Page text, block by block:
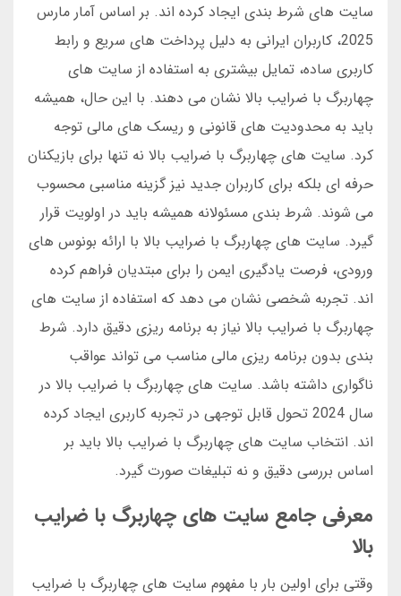
سایت های شرط بندی ایجاد کرده اند. بر اساس آمار مارس
2025، کاربران ایرانی به دلیل پرداخت های سریع و رابط
کاربری ساده، تمایل بیشتری به استفاده از سایت های
چهاربرگ با ضرایب بالا نشان می دهند. با این حال، همیشه
باید به محدودیت های قانونی و ریسک های مالی توجه
کرد. سایت های چهاربرگ با ضرایب بالا نه تنها برای بازیکنان
حرفه ای بلکه برای کاربران جدید نیز گزینه مناسبی محسوب
می شوند. شرط بندی مسئولانه همیشه باید در اولویت قرار
گیرد. سایت های چهاربرگ با ضرایب بالا با ارائه بونوس های
ورودی، فرصت یادگیری ایمن را برای مبتدیان فراهم کرده
اند. تجربه شخصی نشان می دهد که استفاده از سایت های
چهاربرگ با ضرایب بالا نیاز به برنامه ریزی دقیق دارد. شرط
بندی بدون برنامه ریزی مالی مناسب می تواند عواقب
ناگواری داشته باشد. سایت های چهاربرگ با ضرایب بالا در
سال 2024 تحول قابل توجهی در تجربه کاربری ایجاد کرده
اند. انتخاب سایت های چهاربرگ با ضرایب بالا باید بر
اساس بررسی دقیق و نه تبلیغات صورت گیرد.
معرفی جامع سایت های چهاربرگ با ضرایب
بالا
وقتی برای اولین بار با مفهوم سایت های چهاربرگ با ضرایب